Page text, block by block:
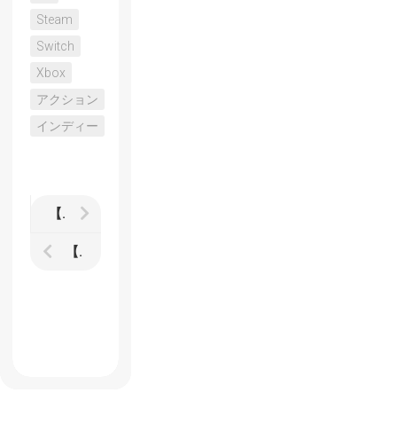
Steam
Switch
Xbox
アクション
インディー
【Steel Assault】レビュー
【METALLIC CHILD（メタリックチャイルド）】レビュー